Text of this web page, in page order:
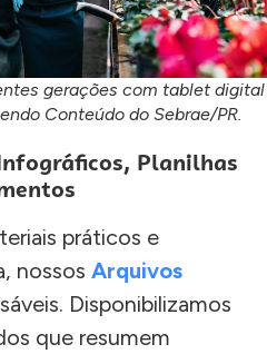
gerações com tablet digital
Conteúdo do Sebrae/PR.
Planilhas
práticos e
nossos Arquivos
Disponibilizamos
que resumem